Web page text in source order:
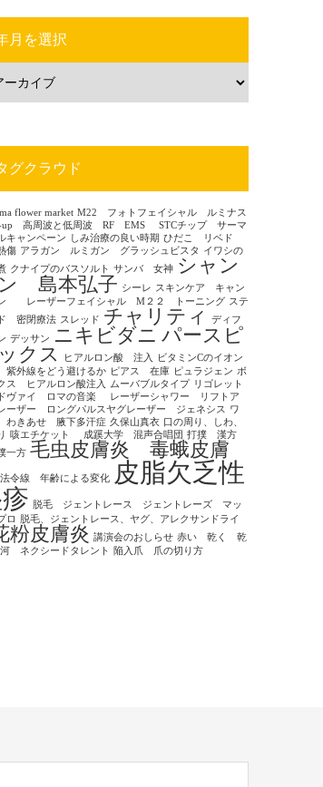
月を選択
グクラウド
flower market M22 フォトフェイシャル ルミナス
up 高周波と低周波 RF EMS
STCチップ サーマ
キャンペーン
しみ治療の良い時期 ひだこ リベド
傷 アラガン ルミガン グラッシュビスタ
イワシの
クナイプのバスソルト サンバ 女神 シャン
島本弘子 シーレ スキンケア キャン
レーザーフェイシャル M２２ トーニング ステ
密閉療法 スレッド チャリティ
ディフ
デッサン ニキビダニ パースピ
クス
ヒアルロン酸 注入
ビタミンCのイオン
外線をどう避けるか ピアス 在庫 ピュラジェン ボ
ス ヒアルロン酸注入 ムーバブルタイプ リゴレット
ヴァイ ロマの音楽
レーザーシャワー リフトア
ーザー ロングパルスヤグレーザー ジェネシス ワ
わきあせ 腋下多汗症 久保山真衣 口の周り、しわ、
咳エチケット 成蹊大学 混声合唱団 打撲 漢方
一方 毛虫皮膚炎 毒蛾皮膚
法令線 年齢による変化
皮脂欠乏性
脱毛 ジェントレース ジェントレーズ マッ
ロ
脱毛、ジェントレース、ヤグ、アレクサンドライ
粉皮膚炎 講演会のおしらせ 赤い 乾く 乾
ネクシードタレント 陥入爪 爪の切り方